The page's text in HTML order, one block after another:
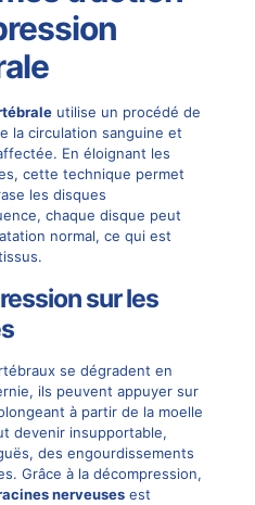
utilise un procédé de
la circulation sanguine et
En éloignant les
cette technique permet
les disques
chaque disque peut
normal, ce qui est
sur les
se dégradent en
ils peuvent appuyer sur
à partir de la moelle
devenir insupportable,
des engourdissements
Grâce à la décompression,
nerveusesest